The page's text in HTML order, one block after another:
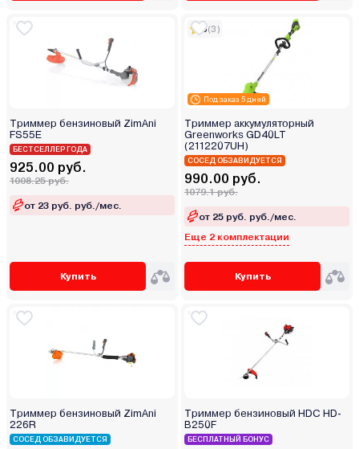
Триммер бензиновый ZimAni
FS55E
БЕСТСЕЛЛЕР ГОДА
925.00 руб.
1008.25 руб.
от 23 руб. руб./мес.
Купить
Под заказ 5 дней
5(3)
Триммер аккумуляторный
Greenworks GD40LT
(2112207UH)
СОСЕД ОБЗАВИДУЕТСЯ
990.00 руб.
1079.1 руб.
от 25 руб. руб./мес.
Еще 2 комплектации
Купить
Триммер бензиновый ZimAni
226R
СОСЕД ОБЗАВИДУЕТСЯ
Триммер бензиновый HDC HD-
B250F
БЕСПЛАТНЫЙ БОНУС